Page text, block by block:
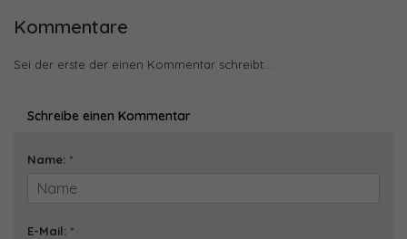
Kommentare
Sei der erste der einen Kommentar schreibt....
Schreibe einen Kommentar
Name: *
E-Mail: *